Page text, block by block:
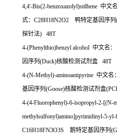
4,4'-Bis(2-benzoxazolyl)stilbene 中文名
式： C28H18N2O2 鸭特定基因序列
探针法) 48T
4-(Phenylthio)benzyl alcohol 中文名：
因序列 (Duck)核酸检测试剂盒 48T
4-(N-Methyl)-aminoantipyrine 中文名：
基因序列 (Goose)核酸检测试剂盒
4-(4-Fluorophenyl)-6-isopropyl-2-[(N-
methylsulfonyl)amino]pyrimidinyl-5-
C16H18FN3O3S 鹅特定基因序列